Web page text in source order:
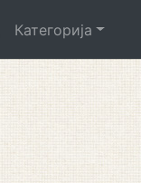
Категорија